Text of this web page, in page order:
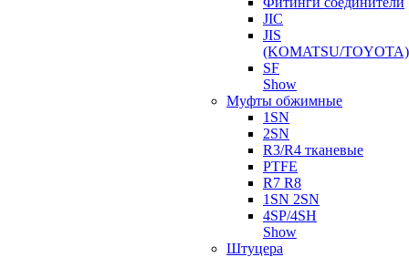
JIC
JIS
(KOMATSU/TOYOTA)
SF
Show
Муфты обжимные
1SN
2SN
R3/R4 тканевые
PTFE
R7 R8
1SN 2SN
4SP/4SH
Show
Штуцера